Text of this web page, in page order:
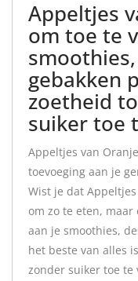
Appeltjes
om toe te
gebakken
zoetheid
suiker toe
Appeltjes van
toevoeging aan je
Wist je dat
om zo te eten, maar
aan je smoothies,
het beste van alles
zonder suiker toe te